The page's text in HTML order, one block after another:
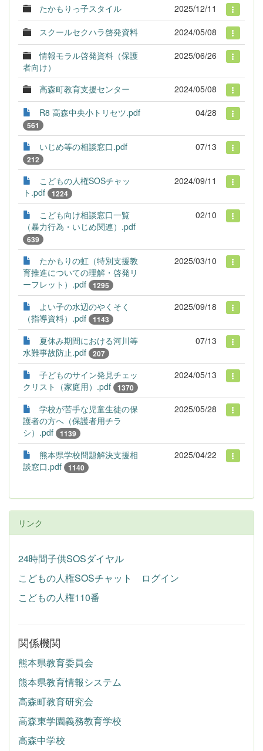
たかもりっ子スタイル
2025/12/11
スクールセクハラ啓発資料
2024/05/08
情報モラル啓発資料（保護
者向け）
2025/06/26
高森町教育支援センター
2024/05/08
R8 高森中央小トリセツ.pdf
561
04/28
いじめ等の相談窓口.pdf
212
07/13
こどもの人権SOSチャッ
ト.pdf
1224
2024/09/11
こども向け相談窓口一覧
（暴力行為・いじめ関連）.pdf
639
02/10
たかもりの虹（特別支援教
育推進についての理解・啓発リ
ーフレット）.pdf
1295
2025/03/10
よい子の水辺のやくそく
（指導資料）.pdf
1143
2025/09/18
夏休み期間における河川等
水難事故防止.pdf
207
07/13
子どものサイン発見チェッ
クリスト（家庭用）.pdf
1370
2024/05/13
学校が苦手な児童生徒の保
護者の方へ（保護者用チラ
シ）.pdf
1139
2025/05/28
熊本県学校問題解決支援相
談窓口.pdf
1140
2025/04/22
リンク
24時間子供SOSダイヤル
こどもの人権SOSチャット ログイン
こどもの人権110番
関係機関
熊本県教育委員会
熊本県教育情報システム
高森町教育研究会
高森東学園義務教育学校
高森中学校